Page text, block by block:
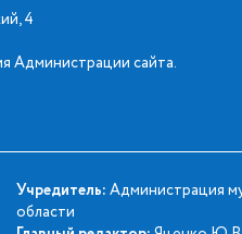
4
Администрации сайта.
Учредитель: Администрация
области